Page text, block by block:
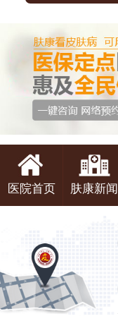
医院首页 肤康新闻